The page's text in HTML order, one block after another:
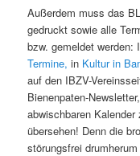
Außerdem muss das
gedruckt sowie alle
bzw. gemeldet
Termine, in Kultur in
auf den IBZV-
Bienenpaten-
abwischbaren
übersehen! Denn die
störungsfrei